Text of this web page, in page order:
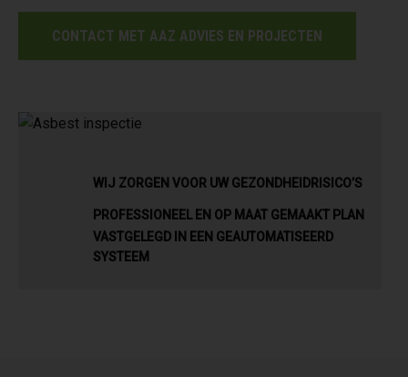
CONTACT MET AAZ ADVIES EN PROJECTEN
WIJ ZORGEN VOOR UW GEZONDHEIDRISICO’S
PROFESSIONEEL EN OP MAAT GEMAAKT PLAN
VASTGELEGD IN EEN GEAUTOMATISEERD
SYSTEEM